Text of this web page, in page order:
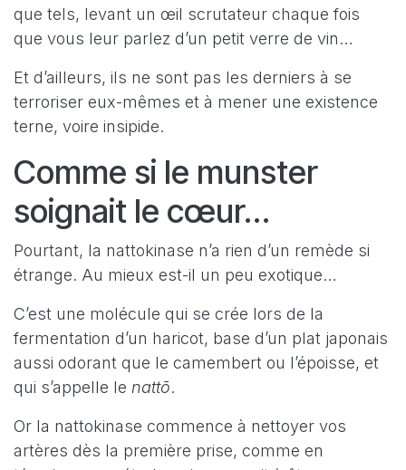
que tels, levant un œil scrutateur chaque fois
que vous leur parlez d’un petit verre de vin…
Et d’ailleurs, ils ne sont pas les derniers à se
terroriser eux-mêmes et à mener une existence
terne, voire insipide.
Comme si le munster
soignait le cœur…
Pourtant, la nattokinase n’a rien d’un remède si
étrange. Au mieux est-il un peu exotique…
C’est une molécule qui se crée lors de la
fermentation d’un haricot, base d’un plat japonais
aussi odorant que le camembert ou l’époisse, et
qui s’appelle le nattō.
Or la nattokinase commence à nettoyer vos
artères dès la première prise, comme en